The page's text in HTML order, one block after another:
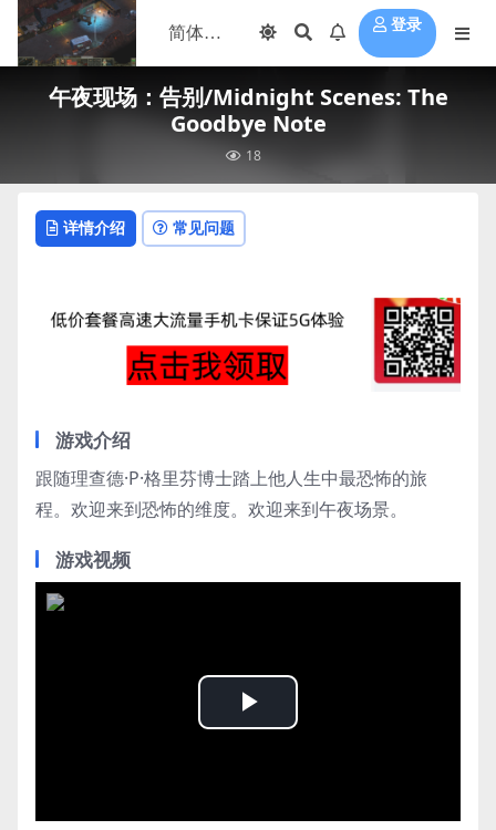
登录
午夜现场：告别/Midnight Scenes: The
Goodbye Note
18
详情介绍 常见问题
游戏介绍
跟随理查德·P·格里芬博士踏上他人生中最恐怖的旅
程。欢迎来到恐怖的维度。欢迎来到午夜场景。
游戏视频
Play